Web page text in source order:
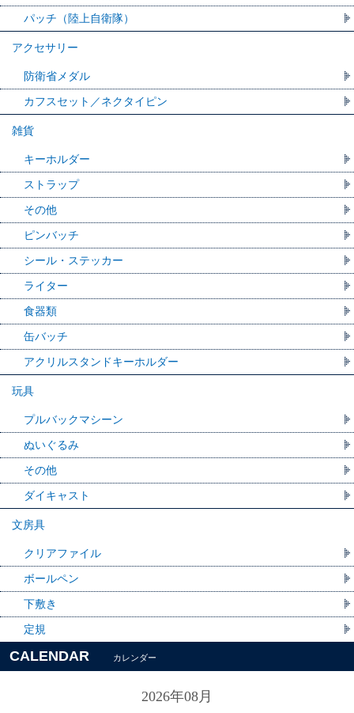
パッチ（陸上自衛隊）
アクセサリー
防衛省メダル
カフスセット／ネクタイピン
雑貨
キーホルダー
ストラップ
その他
ピンバッチ
シール・ステッカー
ライター
食器類
缶バッチ
アクリルスタンドキーホルダー
玩具
プルバックマシーン
ぬいぐるみ
その他
ダイキャスト
文房具
クリアファイル
ボールペン
下敷き
定規
CALENDAR カレンダー
2026年08月